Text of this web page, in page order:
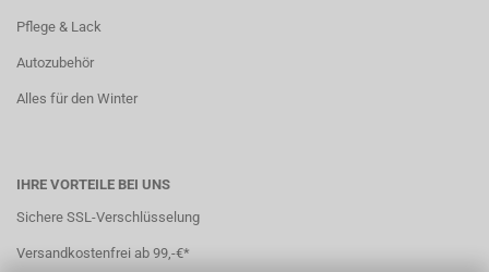
Pflege & Lack
Autozubehör
Alles für den Winter
IHRE VORTEILE BEI UNS
Sichere SSL-Verschlüsselung
Versandkostenfrei ab 99,-€*